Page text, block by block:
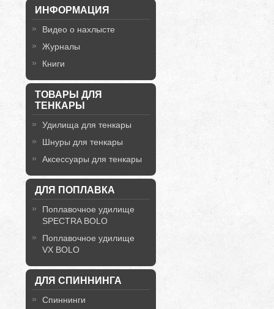
ИНФОРМАЦИЯ
Видео о нахлысте
Журналы
Книги
ТОВАРЫ ДЛЯ
ТЕНКАРЫ
Удилища для тенкары
Шнуры для тенкары
Аксессуары для тенкары
ДЛЯ ПОПЛАВКА
Поплавочное удилище
SPECTRA BOLO
Поплавочное удилище
VX BOLO
ДЛЯ СПИННИНГА
Спиннинги